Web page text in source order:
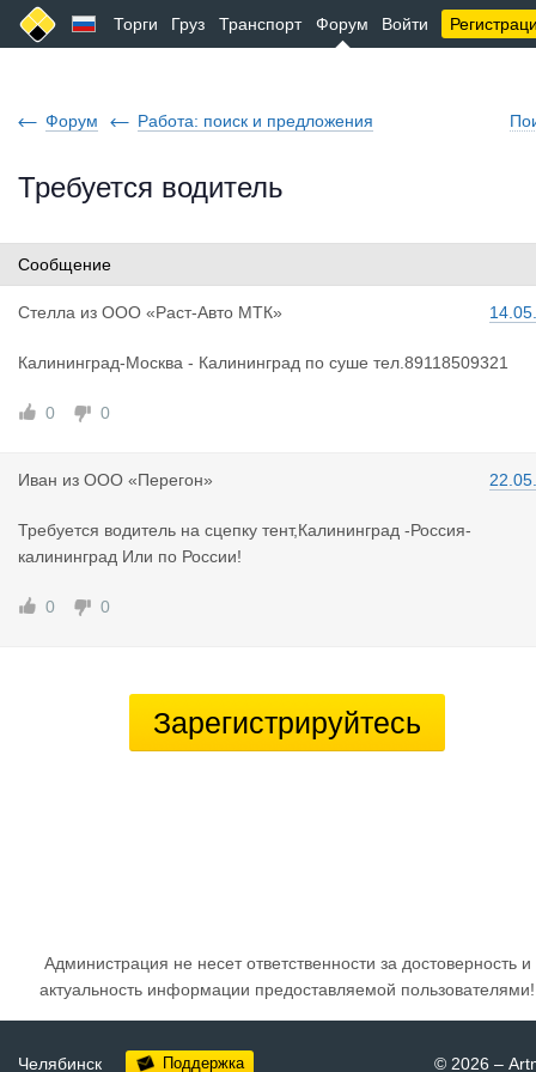
Торги Груз Транспорт Форум Войти
Форум Работа: поиск и предложения
Требуется водитель
Сообщение
Стелла из ООО «Раст-Авто МТК»
Калининград-Москва - Калининград по суше тел.89118509321
0 0
Иван из ООО «Перегон»
Требуется водитель на сцепку тент,Калининград -Россия-
калининград Или по России!
0 0
Зарегистрируйтесь
Администрация не несет ответственности за достоверность и
актуальность информации предоставляемой пользователями!
Челябинск Поддержка © 2026 –